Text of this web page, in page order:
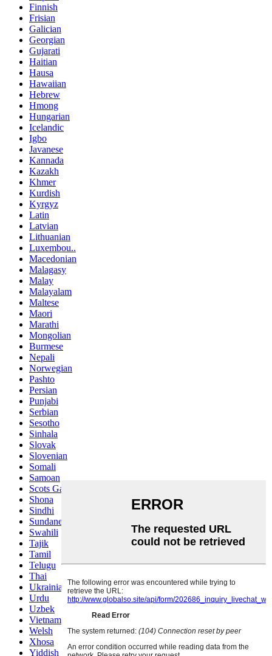
Finnish
Frisian
Galician
Georgian
Gujarati
Haitian
Hausa
Hawaiian
Hebrew
Hmong
Hungarian
Icelandic
Igbo
Javanese
Kannada
Kazakh
Khmer
Kurdish
Kyrgyz
Latin
Latvian
Lithuanian
Luxembou..
Macedonian
Malagasy
Malay
Malayalam
Maltese
Maori
Marathi
Mongolian
Burmese
Nepali
Norwegian
Pashto
Persian
Punjabi
Serbian
Sesotho
Sinhala
Slovak
Slovenian
Somali
Samoan
Scots Gaelic
Shona
Sindhi
Sundanese
Swahili
Tajik
Tamil
Telugu
Thai
Ukrainian
Urdu
Uzbek
Vietnamese
Welsh
Xhosa
Yiddish